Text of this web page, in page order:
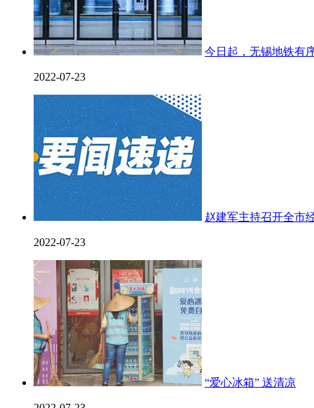
今日起，无锡地铁有
2022-07-23
赵建军主持召开全市
2022-07-23
“爱心冰箱” 送清凉